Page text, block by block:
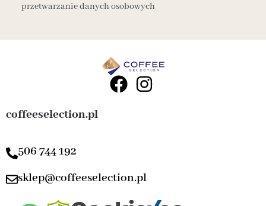
przetwarzanie danych osobowych
coffeeselection.pl
506 744 192
sklep@coffeeselection.pl